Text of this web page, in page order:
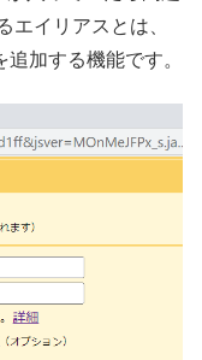
エイリアスとは、
加する機能です。